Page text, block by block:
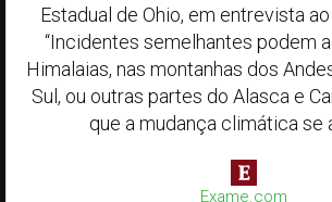
Estadual de Ohio, em entrevista ao
“Incidentes semelhantes podem
Himalaias, nas montanhas dos
Sul, ou outras partes do Alasca e
que a mudança climática se
Exame.com